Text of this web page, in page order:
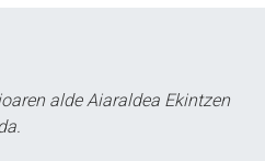
alde Aiaraldea Ekintzen